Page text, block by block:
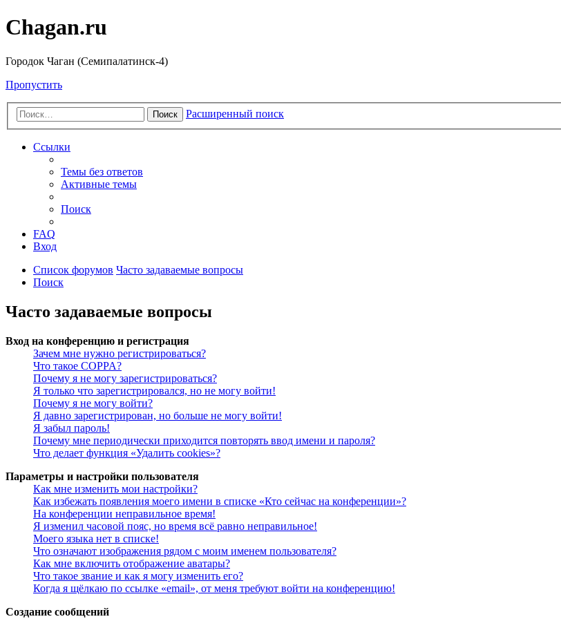
Chagan.ru
Городок Чаган (Семипалатинск-4)
Пропустить
Поиск Расширенный поиск
Ссылки
Темы без ответов
Активные темы
Поиск
FAQ
Вход
Список форумов Часто задаваемые вопросы
Поиск
Часто задаваемые вопросы
Вход на конференцию и регистрация
Зачем мне нужно регистрироваться?
Что такое COPPA?
Почему я не могу зарегистрироваться?
Я только что зарегистрировался, но не могу войти!
Почему я не могу войти?
Я давно зарегистрирован, но больше не могу войти!
Я забыл пароль!
Почему мне периодически приходится повторять ввод имени и пароля?
Что делает функция «Удалить cookies»?
Параметры и настройки пользователя
Как мне изменить мои настройки?
Как избежать появления моего имени в списке «Кто сейчас на конференции»?
На конференции неправильное время!
Я изменил часовой пояс, но время всё равно неправильное!
Моего языка нет в списке!
Что означают изображения рядом с моим именем пользователя?
Как мне включить отображение аватары?
Что такое звание и как я могу изменить его?
Когда я щёлкаю по ссылке «email», от меня требуют войти на конференцию!
Создание сообщений